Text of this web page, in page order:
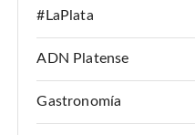
#LaPlata
ADN Platense
Gastronomía